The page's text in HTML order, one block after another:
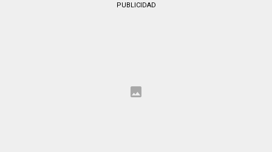
PUBLICIDAD